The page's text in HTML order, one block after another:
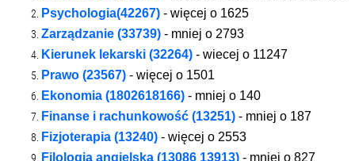
Psychologia(42267) - więcej o 1625
Zarządzanie (33739) - mniej o 2793
Kierunek lekarski (32264) - wiecej o 11247
Prawo (23567) - więcej o 1501
Ekonomia (1802618166) - mniej o 140
Finanse i rachunkowość (13251) - mniej o 187
Fizjoterapia (13240) - więcej o 2553
Filologia angielska (13086 13913)- mniej o 827